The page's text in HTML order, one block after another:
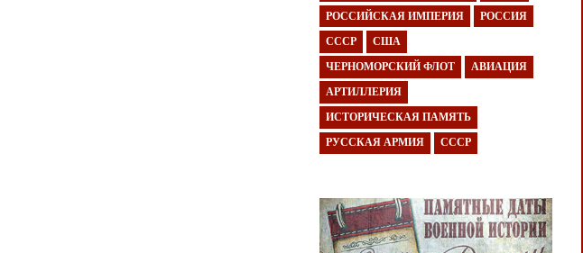
РОССИЙСКАЯ ИМПЕРИЯ РОССИЯ
СССР США
ЧЕРНОМОРСКИЙ ФЛОТ АВИАЦИЯ
АРТИЛЛЕРИЯ
ИСТОРИЧЕСКАЯ ПАМЯТЬ
РУССКАЯ АРМИЯ СССР